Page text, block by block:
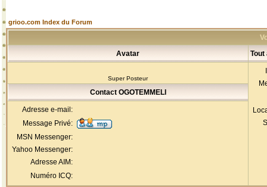
grioo.com Index du Forum
Avatar
Tout
Super Posteur
Contact OGOTEMMELI
Adresse e-mail:
Message Privé:
MSN Messenger:
Yahoo Messenger:
Adresse AIM:
Numéro ICQ: